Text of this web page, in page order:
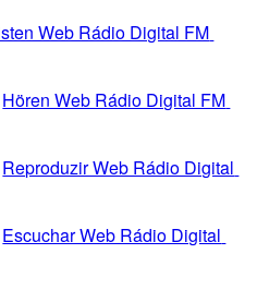
Web Rádio Digital FM
Hören Web Rádio Digital FM
Reproduzir Web Rádio Digital
Escuchar Web Rádio Digital